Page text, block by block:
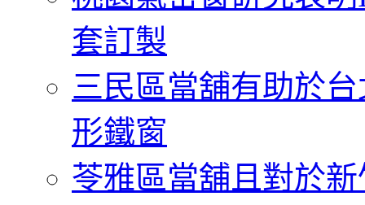
套訂製
三民區當舖有助於
形鐵窗
苓雅區當舖且對於